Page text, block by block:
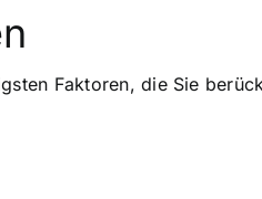
Faktoren, die Sie